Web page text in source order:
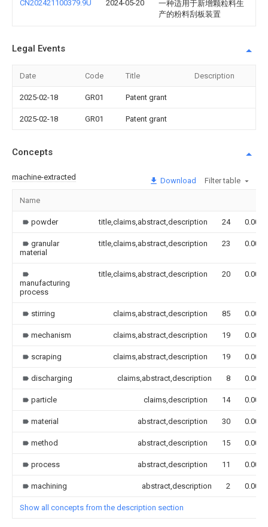
CN202421100379.9U 2024-05-20
一种适用于新增颗粒料生
产的粉料刮板装置
Legal Events
Date Code Title Description
2025-02-18 GR01 Patent grant
2025-02-18 GR01 Patent grant
Concepts
machine-extracted Download Filter table
Name
powder title,claims,abstract,description 24 0.000
granular
material
title,claims,abstract,description 23 0.000
manufacturing
process
title,claims,abstract,description 20 0.000
stirring claims,abstract,description 85 0.000
mechanism claims,abstract,description 19 0.000
scraping claims,abstract,description 19 0.000
discharging claims,abstract,description 8 0.000
particle claims,description 14 0.000
material abstract,description 30 0.000
method abstract,description 15 0.000
process abstract,description 11 0.000
machining abstract,description 2 0.000
Show all concepts from the description section